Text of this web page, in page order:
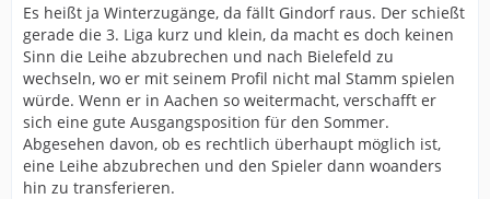
Es heißt ja Winterzugänge, da fällt Gindorf raus. Der schießt
gerade die 3. Liga kurz und klein, da macht es doch keinen
Sinn die Leihe abzubrechen und nach Bielefeld zu
wechseln, wo er mit seinem Profil nicht mal Stamm spielen
würde. Wenn er in Aachen so weitermacht, verschafft er
sich eine gute Ausgangsposition für den Sommer.
Abgesehen davon, ob es rechtlich überhaupt möglich ist,
eine Leihe abzubrechen und den Spieler dann woanders
hin zu transferieren.